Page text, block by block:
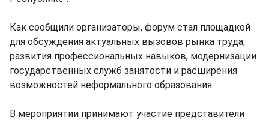
Как сообщили организаторы, форум стал площадкой
для обсуждения актуальных вызовов рынка труда,
развития профессиональных навыков, модернизации
государственных служб занятости и расширения
возможностей неформального образования.
В мероприятии принимают участие представители